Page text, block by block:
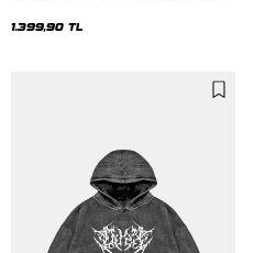
Hoodie
1.399,90 TL